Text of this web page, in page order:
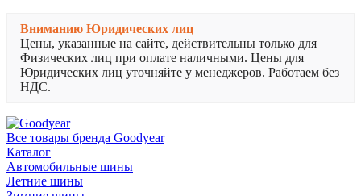
Вниманию Юридических лиц
Цены, указанные на сайте, действительны только для
Физических лиц при оплате наличными. Цены для
Юридических лиц уточняйте у менеджеров. Работаем без
НДС.
Все товары бренда Goodyear
Каталог
Автомобильные шины
Летние шины